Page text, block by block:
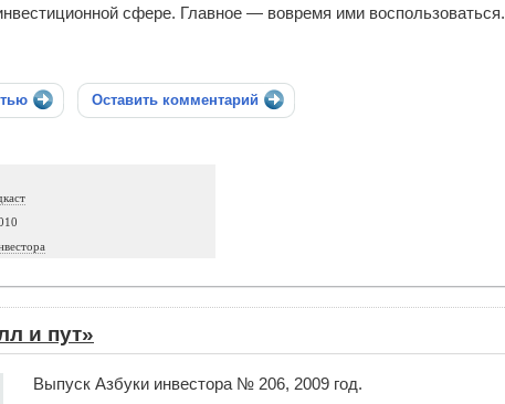
сфере. Главное — вовремя ими воспользоваться.
Оставить комментарий
и пут»
Выпуск Азбуки инвестора № 206, 2009 год.